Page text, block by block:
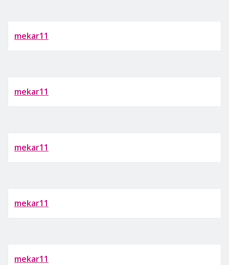
mekar11
mekar11
mekar11
mekar11
mekar11